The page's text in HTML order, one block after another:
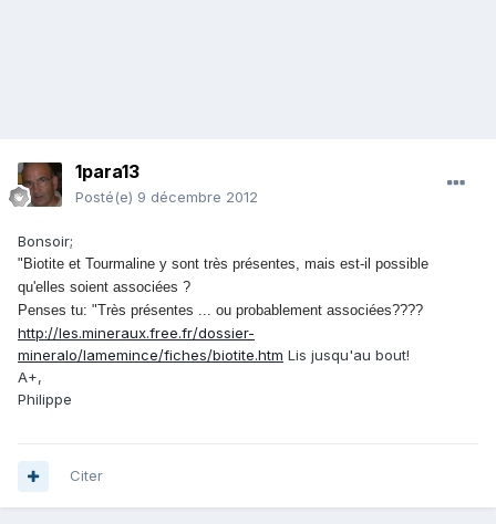
1para13
Posté(e) 9 décembre 2012
Bonsoir;
"Biotite et Tourmaline y sont très présentes, mais est-il possible
qu'elles soient associées ?
Penses tu: "Très présentes ... ou probablement associées????
http://les.mineraux.free.fr/dossier-
mineralo/lamemince/fiches/biotite.htm Lis jusqu'au bout!
A+,
Philippe
Citer